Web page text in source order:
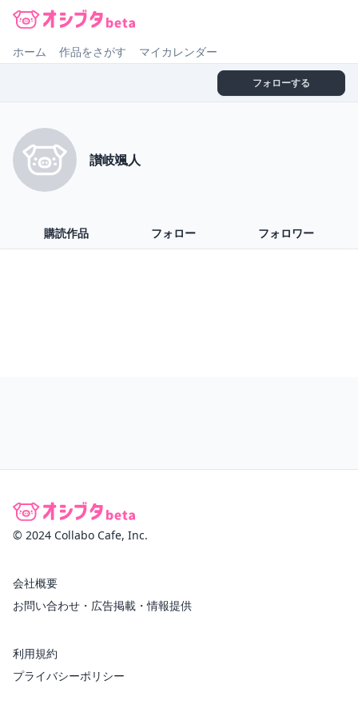
ホーム 作品をさがす マイカレンダー
フォローする
讃岐颯人
購読作品 フォロー フォロワー
© 2024 Collabo Cafe, Inc.
会社概要
お問い合わせ・広告掲載・情報提供
利用規約
プライバシーポリシー